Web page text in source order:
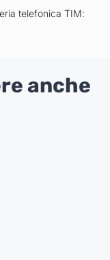
telefonica TIM:
anche